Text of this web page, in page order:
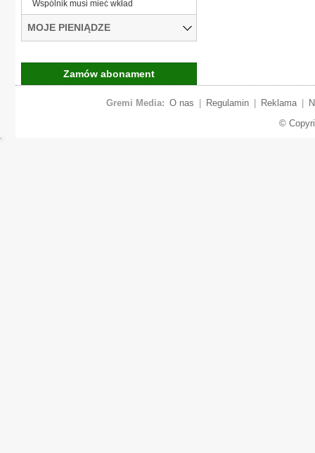
Wspólnik musi mieć wkład
MOJE PIENIĄDZE
Zamów abonament
Gremi Media: O nas Regulamin Reklama
©